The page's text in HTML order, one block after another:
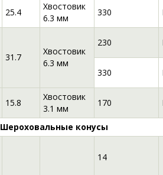
25.4
Хвостовик
6.3 мм
330
31.7
Хвостовик
6.3 мм
230
330
15.8
Хвостовик
3.1 мм
170
Шероховальные конусы
14